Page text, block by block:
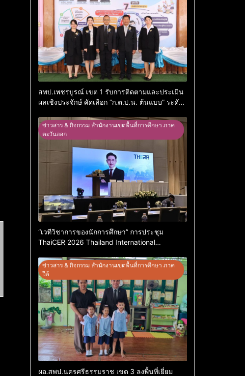
สพป.เพชรบูรณ์ เขต 1 รับการติดตามและประเมิน
ผลเชิงประจักษ์ คัดเลือก “ก.ต.ป.น. ต้นแบบ” ระดับ
ข่าวสาร & กิจกรรม สำนักงานเขตพื้นที่การศึกษา ภาค
ตะวันออก
“เวทีวิชาการของนักการศึกษา” การประชุม
ThaiCER 2026 Thailand International
2026
ข่าวสาร & กิจกรรม สำนักงานเขตพื้นที่การศึกษา ภาค
ใต้
ผอ.สพป.นครศรีธรรมราช เขต 3 ลงพื้นที่เยี่ยม